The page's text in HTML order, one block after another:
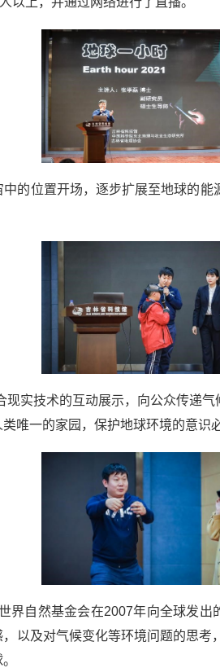
位置开场，逐步扩展至地球的能
技术的互动展示，向公众传递气
唯一的家园，保护地球环境的意识
自然基金会在2007年向全球发
以及对气候变化等环境问题的思